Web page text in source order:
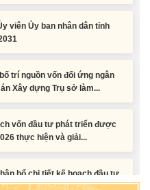
viên Ủy ban nhân dân tỉnh
trí nguồn vốn đối ứng ngân
vốn đầu tư phát triển được
bổ chi tiết kế hoạch đầu tư